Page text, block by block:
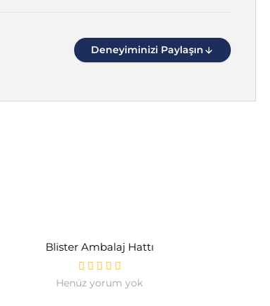
Deneyiminizi Paylaşın
Blister Ambalaj Hattı
Henüz yorum yok